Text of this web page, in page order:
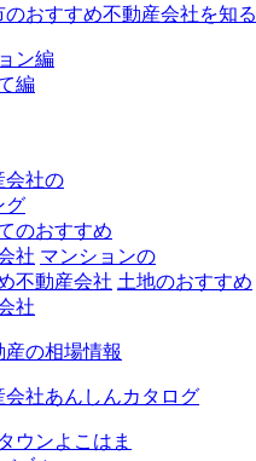
のおすすめ不動産会社を知る
ン編
編
会社の
グ
のおすすめ
社 マンションの
不動産会社 土地のおすすめ
社
の相場情報
会社あんしんカタログ
ウンよこはま